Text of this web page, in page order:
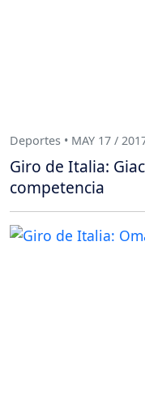
Deportes • MAY 17 /
Giro de Italia:
competencia